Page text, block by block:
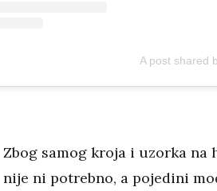
A post shared
Zbog samog kroja i uzorka na
nije ni potrebno, a pojedini